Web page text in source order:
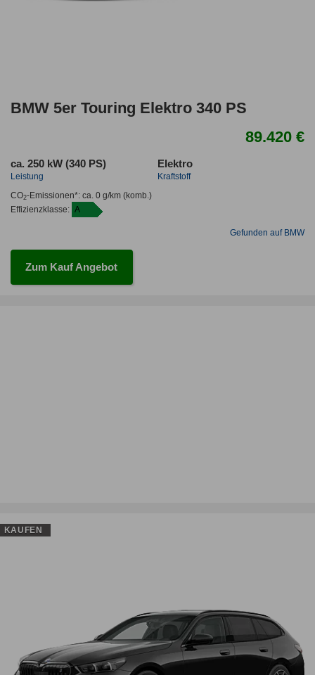
BMW 5er Touring Elektro 340 PS
89.420 €
ca. 250 kW (340 PS)
Leistung
Elektro
Kraftstoff
CO2-Emissionen*: ca. 0 g/km(komb.)
Effizienzklasse: A
Gefunden auf BMW
Zum Kauf Angebot
KAUFEN